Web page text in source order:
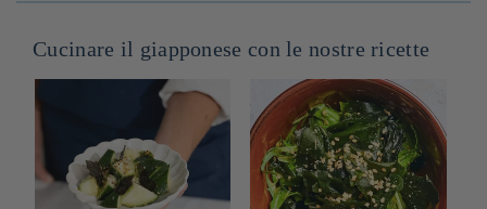
Cucinare il giapponese con le nostre ricette